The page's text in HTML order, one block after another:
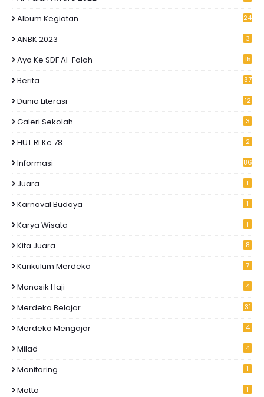
Album Kegiatan 24
ANBK 2023 3
Ayo Ke SDF Al-Falah 15
Berita 37
Dunia Literasi 12
Galeri Sekolah 3
HUT RI Ke 78 2
Informasi 86
Juara 1
Karnaval Budaya 1
Karya Wisata 1
Kita Juara 8
Kurikulum Merdeka 7
Manasik Haji 4
Merdeka Belajar 31
Merdeka Mengajar 4
Milad 4
Monitoring 1
Motto 1